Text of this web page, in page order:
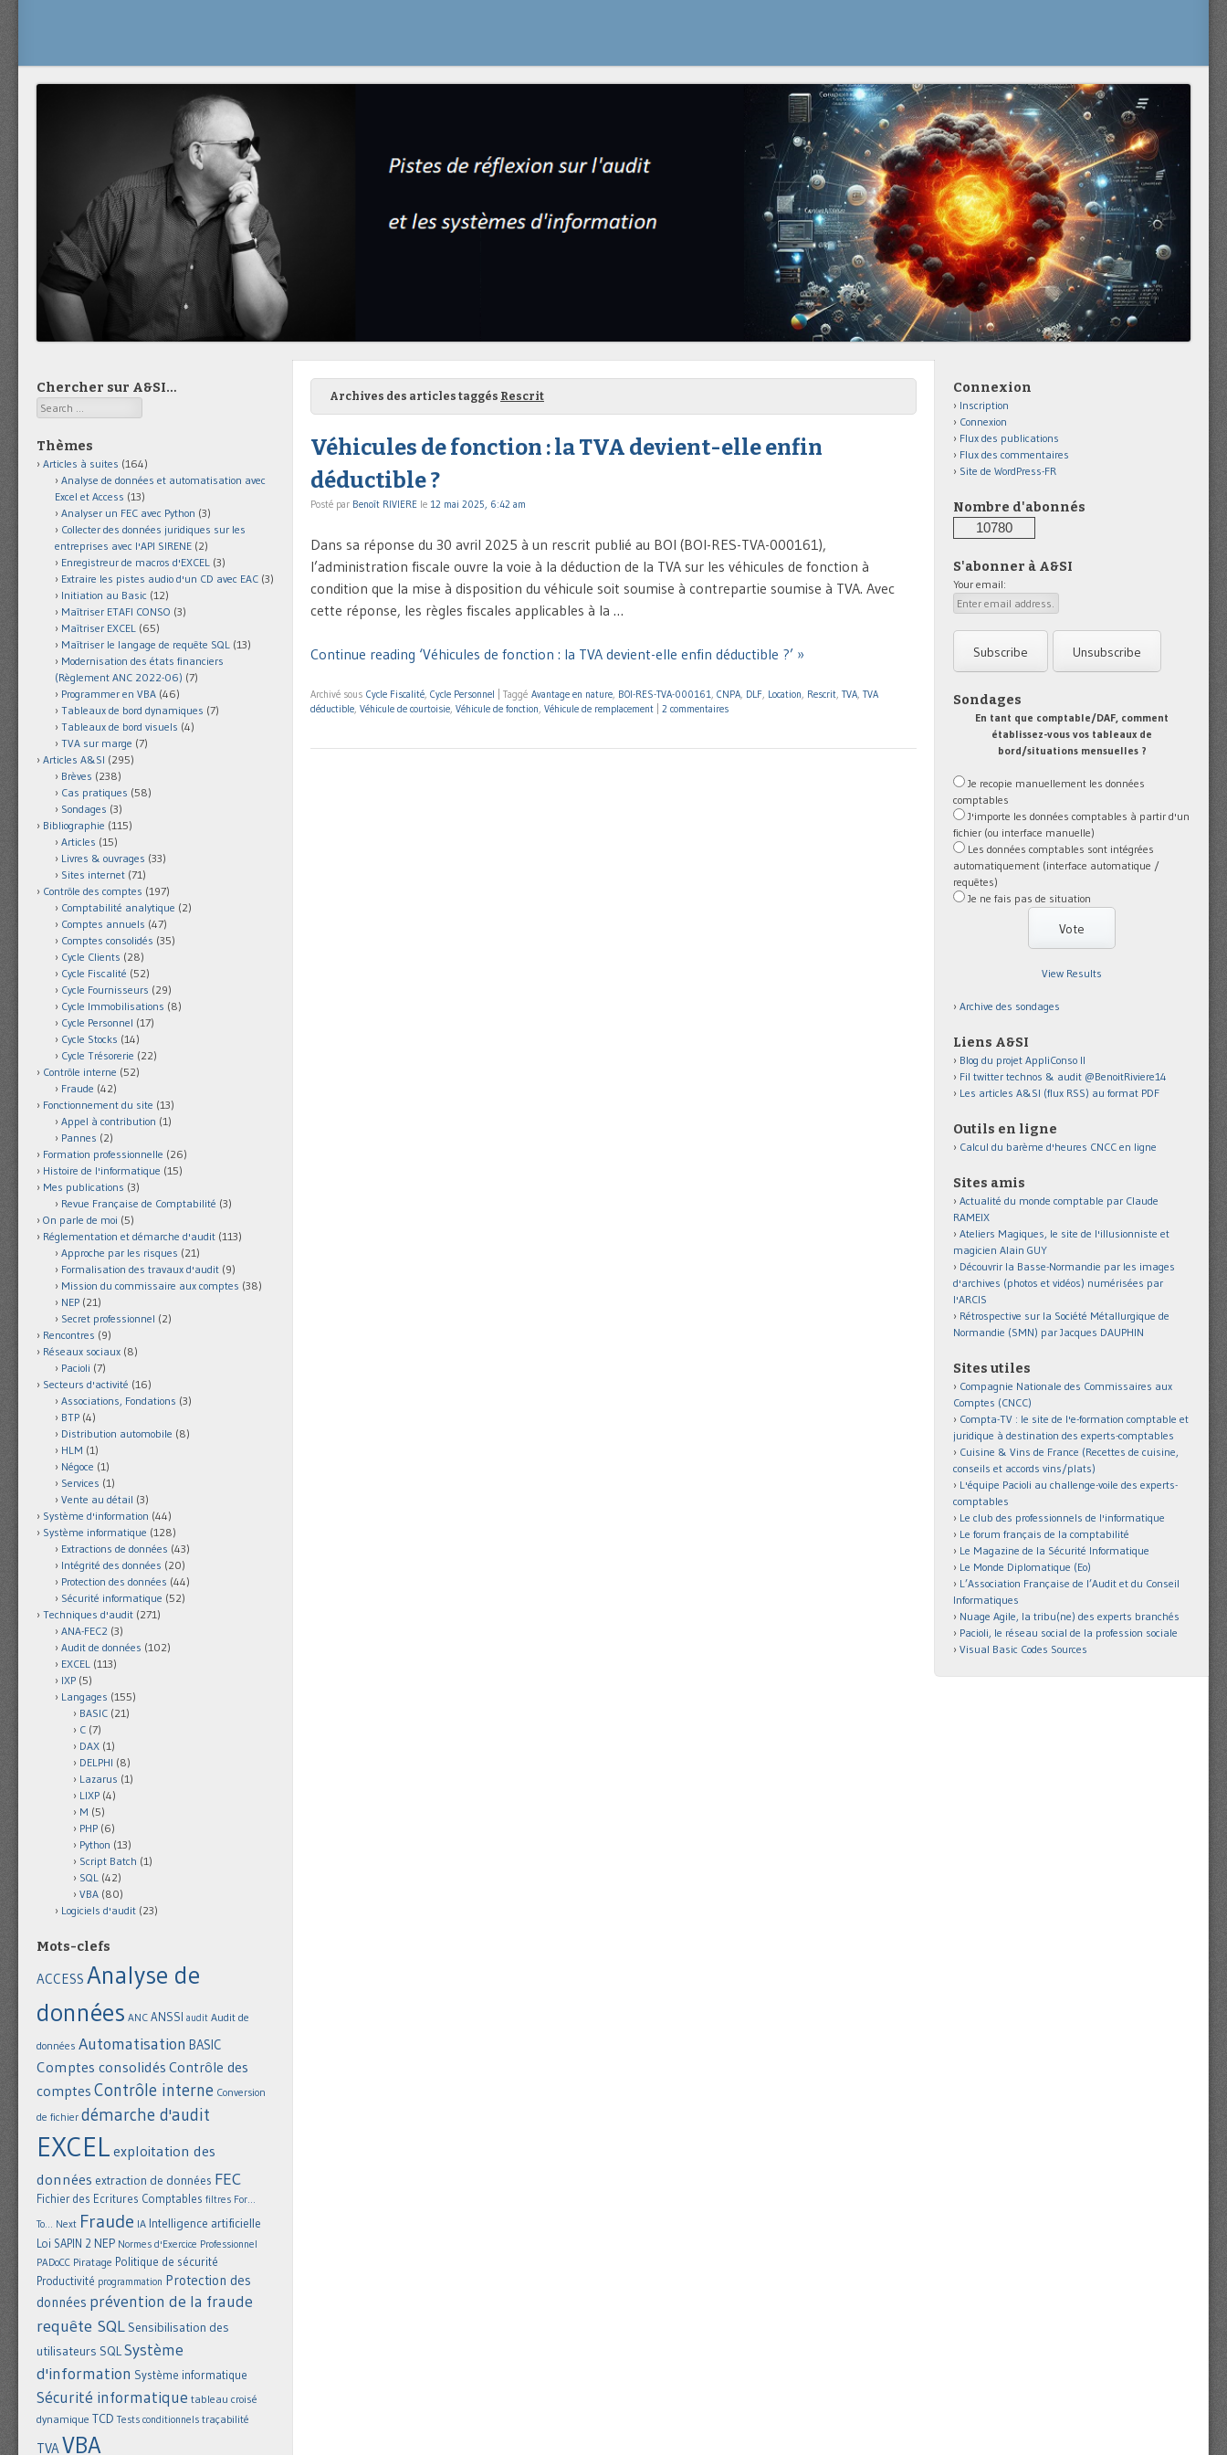
Archives des articles taggés Rescrit
Véhicules de fonction : la TVA devient-elle enfin
déductible ?
Posté par Benoît RIVIERE le 12 mai 2025, 6:42 am
Dans sa réponse du 30 avril 2025 à un rescrit publié au BOI (BOI-RES-TVA-000161),
l’administration fiscale ouvre la voie à la déduction de la TVA sur les véhicules de fonction à
condition que la mise à disposition du véhicule soit soumise à contrepartie soumise à TVA. Avec
cette réponse, les règles fiscales applicables à la …
Continue reading ‘Véhicules de fonction : la TVA devient-elle enfin déductible ?’ »
Archivé sous Cycle Fiscalité, Cycle Personnel Taggé Avantage en nature, BOI-RES-TVA-000161, CNPA, DLF, Location, Rescrit, TVA, TVA
déductible, Véhicule de courtoisie, Véhicule de fonction, Véhicule de remplacement 2 commentaires
Chercher sur A&SI…
Search
Thèmes
Articles à suites (164)
Analyse de données et automatisation avec
Excel et Access (13)
Analyser un FEC avec Python (3)
Collecter des données juridiques sur les
entreprises avec l'API SIRENE (2)
Enregistreur de macros d'EXCEL (3)
Extraire les pistes audio d'un CD avec EAC (3)
Initiation au Basic (12)
Maîtriser ETAFI CONSO (3)
Maîtriser EXCEL (65)
Maîtriser le langage de requête SQL (13)
Modernisation des états financiers
(Règlement ANC 2022-06) (7)
Programmer en VBA (46)
Tableaux de bord dynamiques (7)
Tableaux de bord visuels (4)
TVA sur marge (7)
Articles A&SI (295)
Brèves (238)
Cas pratiques (58)
Sondages (3)
Bibliographie (115)
Articles (15)
Livres & ouvrages (33)
Sites internet (71)
Contrôle des comptes (197)
Comptabilité analytique (2)
Comptes annuels (47)
Comptes consolidés (35)
Cycle Clients (28)
Cycle Fiscalité (52)
Cycle Fournisseurs (29)
Cycle Immobilisations (8)
Cycle Personnel (17)
Cycle Stocks (14)
Cycle Trésorerie (22)
Contrôle interne (52)
Fraude (42)
Fonctionnement du site (13)
Appel à contribution (1)
Pannes (2)
Formation professionnelle (26)
Histoire de l'informatique (15)
Mes publications (3)
Revue Française de Comptabilité (3)
On parle de moi (5)
Réglementation et démarche d'audit (113)
Approche par les risques (21)
Formalisation des travaux d'audit (9)
Mission du commissaire aux comptes (38)
NEP (21)
Secret professionnel (2)
Rencontres (9)
Réseaux sociaux (8)
Pacioli (7)
Secteurs d'activité (16)
Associations, Fondations (3)
BTP (4)
Distribution automobile (8)
HLM (1)
Négoce (1)
Services (1)
Vente au détail (3)
Système d'information (44)
Système informatique (128)
Extractions de données (43)
Intégrité des données (20)
Protection des données (44)
Sécurité informatique (52)
Techniques d'audit (271)
ANA-FEC2 (3)
Audit de données (102)
EXCEL (113)
IXP (5)
Langages (155)
BASIC (21)
C (7)
DAX (1)
DELPHI (8)
Lazarus (1)
LIXP (4)
M (5)
PHP (6)
Python (13)
Script Batch (1)
SQL (42)
VBA (80)
Logiciels d'audit (23)
Mots-clefs
ACCESS Analyse de
données ANC ANSSI audit Audit de
données Automatisation BASIC
Comptes consolidés Contrôle des
comptes Contrôle interne Conversion
de fichier démarche d'audit
EXCEL exploitation des
données extraction de données FEC
Fichier des Ecritures Comptables filtres For...
To... Next Fraude IA Intelligence artificielle
Loi SAPIN 2 NEP Normes d'Exercice Professionnel
PADoCC Piratage Politique de sécurité
Productivité programmation Protection des
données prévention de la fraude
requête SQL Sensibilisation des
utilisateurs SQLSystème
d'information Système informatique
Sécurité informatique tableau croisé
dynamique TCD Tests conditionnels traçabilité
TVAVBA
Connexion
Inscription
Connexion
Flux des publications
Flux des commentaires
Site de WordPress-FR
Nombre d'abonnés
10780
S'abonner à A&SI
Your email:
Sondages
En tant que comptable/DAF, comment
établissez-vous vos tableaux de
bord/situations mensuelles ?
Je recopie manuellement les données
comptables
J'importe les données comptables à partir d'un
fichier (ou interface manuelle)
Les données comptables sont intégrées
automatiquement (interface automatique /
requêtes)
Je ne fais pas de situation
View Results
Archive des sondages
Liens A&SI
Blog du projet AppliConso II
Fil twitter technos & audit @BenoitRiviere14
Les articles A&SI (flux RSS) au format PDF
Outils en ligne
Calcul du barème d'heures CNCC en ligne
Sites amis
Actualité du monde comptable par Claude
RAMEIX
Ateliers Magiques, le site de l'illusionniste et
magicien Alain GUY
Découvrir la Basse-Normandie par les images
d'archives (photos et vidéos) numérisées par
l'ARCIS
Rétrospective sur la Société Métallurgique de
Normandie (SMN) par Jacques DAUPHIN
Sites utiles
Compagnie Nationale des Commissaires aux
Comptes (CNCC)
Compta-TV : le site de l'e-formation comptable et
juridique à destination des experts-comptables
Cuisine & Vins de France (Recettes de cuisine,
conseils et accords vins/plats)
L'équipe Pacioli au challenge-voile des experts-
comptables
Le club des professionnels de l'informatique
Le forum français de la comptabilité
Le Magazine de la Sécurité Informatique
Le Monde Diplomatique (Eo)
L’Association Française de l’Audit et du Conseil
Informatiques
Nuage Agile, la tribu(ne) des experts branchés
Pacioli, le réseau social de la profession sociale
Visual Basic Codes Sources